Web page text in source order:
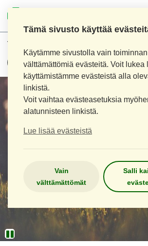
Tämä sivusto käyttää
Käytämme sivustolla vain
välttämättömiä evästeitä. Voit lukea
käyttämistämme evästeistä alla
linkistä.
Voit vaihtaa evästeasetuksia
alatunnisteen linkistä.
Lue lisää evästeistä
Vain
välttämättömät
Salli
Tuotehaku: